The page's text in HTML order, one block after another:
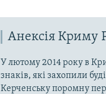
Анексія Криму
У лютому 2014 року в
знаків, які захопили
Керченську поромну